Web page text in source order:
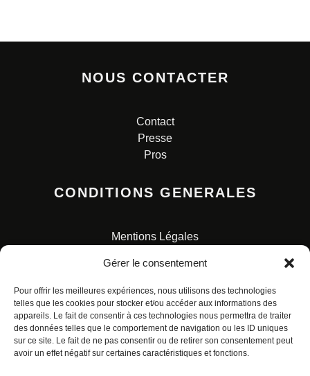
Gérer le consentement
Pour offrir les meilleures expériences, nous utilisons des technologies
telles que les cookies pour stocker et/ou accéder aux informations des
appareils. Le fait de consentir à ces technologies nous permettra de traiter
des données telles que le comportement de navigation ou les ID uniques
sur ce site. Le fait de ne pas consentir ou de retirer son consentement peut
avoir un effet négatif sur certaines caractéristiques et fonctions.
NOUS CONTACTER
Contact
Presse
Pros
CONDITIONS GENERALES
Mentions Légales
Charte pour la protection des données personnelles